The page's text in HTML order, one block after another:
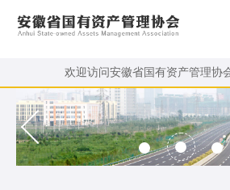
欢迎访问安徽省国有资产管理协
1